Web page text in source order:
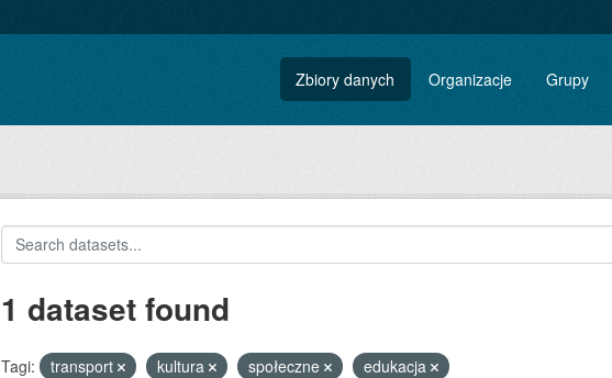
Zbiory danych Organizacje Grupy
1 dataset found
Tagi: transport kultura społeczne edukacja